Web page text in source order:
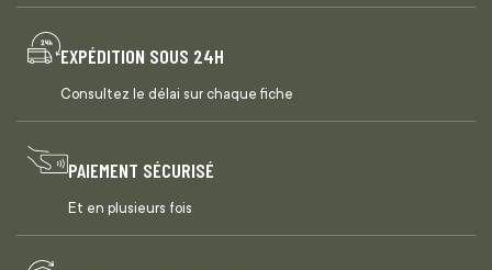
EXPÉDITION SOUS 24H
Consultez le délai sur chaque fiche
PAIEMENT SÉCURISÉ
Et en plusieurs fois